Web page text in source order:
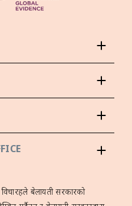
बेलायती सरकारको